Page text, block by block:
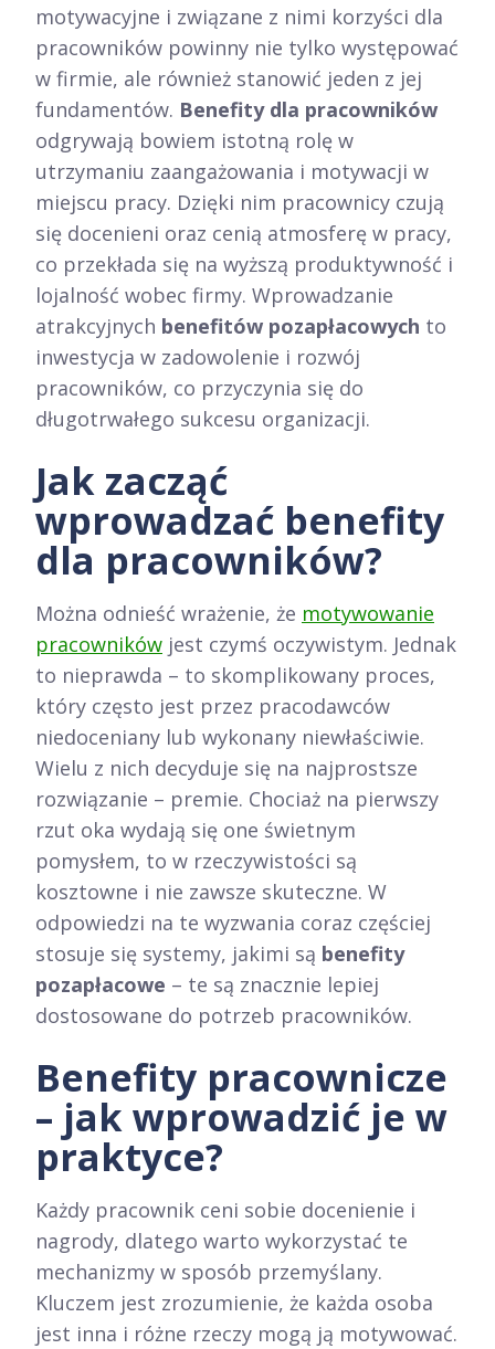
motywacyjne i związane z nimi korzyści dla
pracowników powinny nie tylko występować
w firmie, ale również stanowić jeden z jej
fundamentów. Benefity dla pracowników
odgrywają bowiem istotną rolę w
utrzymaniu zaangażowania i motywacji w
miejscu pracy. Dzięki nim pracownicy czują
się docenieni oraz cenią atmosferę w pracy,
co przekłada się na wyższą produktywność i
lojalność wobec firmy. Wprowadzanie
atrakcyjnych benefitów pozapłacowych to
inwestycja w zadowolenie i rozwój
pracowników, co przyczynia się do
długotrwałego sukcesu organizacji.
Jak zacząć
wprowadzać benefity
dla pracowników?
Można odnieść wrażenie, że motywowanie
pracowników jest czymś oczywistym. Jednak
to nieprawda – to skomplikowany proces,
który często jest przez pracodawców
niedoceniany lub wykonany niewłaściwie.
Wielu z nich decyduje się na najprostsze
rozwiązanie – premie. Chociaż na pierwszy
rzut oka wydają się one świetnym
pomysłem, to w rzeczywistości są
kosztowne i nie zawsze skuteczne. W
odpowiedzi na te wyzwania coraz częściej
stosuje się systemy, jakimi są benefity
pozapłacowe – te są znacznie lepiej
dostosowane do potrzeb pracowników.
Benefity pracownicze
– jak wprowadzić je w
praktyce?
Każdy pracownik ceni sobie docenienie i
nagrody, dlatego warto wykorzystać te
mechanizmy w sposób przemyślany.
Kluczem jest zrozumienie, że każda osoba
jest inna i różne rzeczy mogą ją motywować.